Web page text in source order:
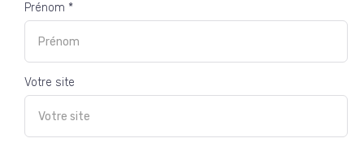
Prénom *
Votre site